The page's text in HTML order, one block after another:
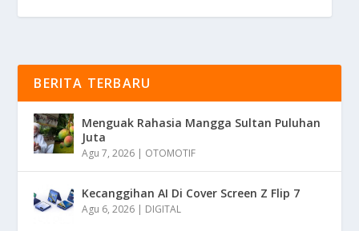
BERITA TERBARU
Menguak Rahasia Mangga Sultan Puluhan
Juta
Agu 7, 2026 OTOMOTIF
Kecanggihan AI Di Cover Screen Z Flip 7
Agu 6, 2026 DIGITAL